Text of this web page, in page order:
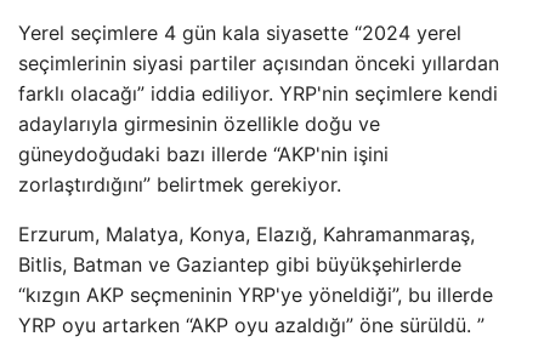
Yerel seçimlere 4 gün kala siyasette “2024 yerel
seçimlerinin siyasi partiler açısından önceki yıllardan
farklı olacağı” iddia ediliyor. YRP'nin seçimlere kendi
adaylarıyla girmesinin özellikle doğu ve
güneydoğudaki bazı illerde “AKP'nin işini
zorlaştırdığını” belirtmek gerekiyor.
Erzurum, Malatya, Konya, Elazığ, Kahramanmaraş,
Bitlis, Batman ve Gaziantep gibi büyükşehirlerde
“kızgın AKP seçmeninin YRP'ye yöneldiği”, bu illerde
YRP oyu artarken “AKP oyu azaldığı” öne sürüldü. ”